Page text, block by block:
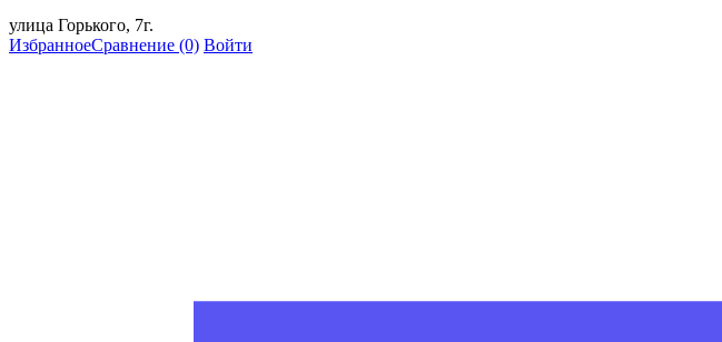
улица Горького, 7г.
ИзбранноеСравнение (0) Войти